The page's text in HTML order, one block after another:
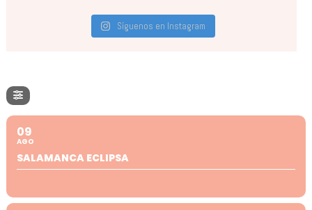
Síguenos en Instagram
09
AGO
SALAMANCA ECLIPSA